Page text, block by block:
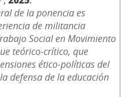
de la ponencia es
de militancia
Social en Movimiento
teórico-crítico, que
ético-políticas del
defensa de la educación